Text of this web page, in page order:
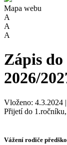
Mapa webu
A
A
A
Zápis
2026/
Vloženo: 4.3.2024
Přijetí do
Vážení rodiče